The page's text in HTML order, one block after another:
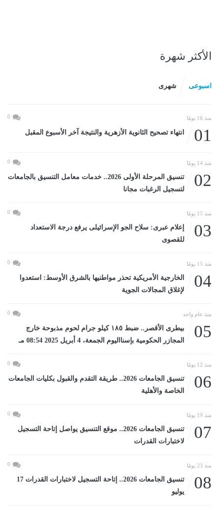
الأكثر شهرة
اسبوعى شهرى
منذ 16 يومًا 0
01 انتهاء تصحيح الثانوية الأزهرية والنتيجة آخر الأسبوع المقبل
منذ 14 يومًا 0
02
تنسيق المرحلة الأولى 2026.. خدمات معامل التنسيق بالجامعات
لتسجيل الرغبات مجانا
منذ 15 يومًا 0
03
إعلام عبرى: سلاح الجو الإسرائيلى يرفع درجة الاستعداد
للقصوى
منذ 15 يومًا 0
04
الخارجية الأمريكية تحذر مواطنيها بالشرق الأوسط: استعدوا
لإغلاق المجالات الجوية
منذ عام واحد 0
05
بيطرى الأقصر.. ضبط ١٨٥ كيلو جرام لحوم مذبوحة خارج
المجازر الحكومية بإسنااليوم الجمعة، 4 أبريل 2025 08:54 مـ
منذ 12 يومًا 0
06
تنسيق الجامعات 2026.. طريقة التقدم والقبول بكليات الجامعات
الخاصة والأهلية
منذ 19 يومًا 0
07
تنسيق الجامعات 2026.. موقع التنسيق يواصل إتاحة التسجيل
لاختبارات القدرات
منذ 23 يومًا 0
08
تنسيق الجامعات 2026.. إتاحة التسجيل لاختبارات القدرات 17
يوليو